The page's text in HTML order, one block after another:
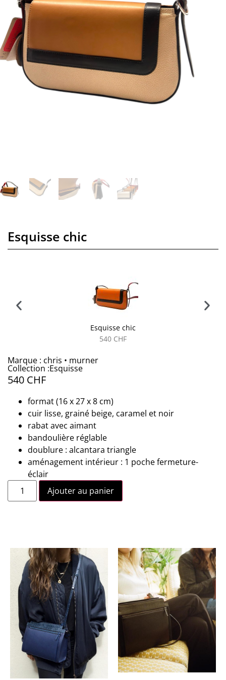
Esquisse chic
Esquisse chic
540 CHF
Marque : chris • murner
Collection :Esquisse
540 CHF
format (16 x 27 x 8 cm)
cuir lisse, grainé beige, caramel et noir
rabat avec aimant
bandoulière réglable
doublure : alcantara triangle
aménagement intérieur : 1 poche fermeture-
éclair
Ajouter au panier